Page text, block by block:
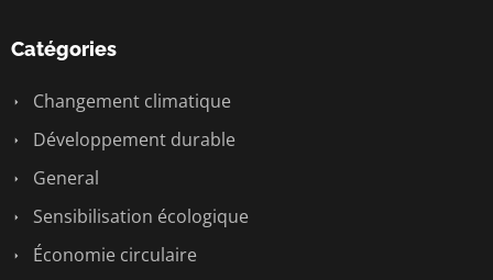
Catégories
Changement climatique
Développement durable
General
Sensibilisation écologique
Économie circulaire